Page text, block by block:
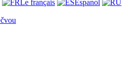
Le français
Espanol